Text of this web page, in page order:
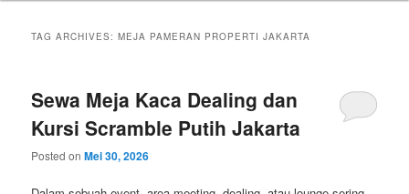
TAG ARCHIVES:MEJA PAMERAN PROPERTI JAKARTA
Sewa Meja Kaca Dealing dan
Kursi Scramble Putih Jakarta
Posted onMei 30, 2026